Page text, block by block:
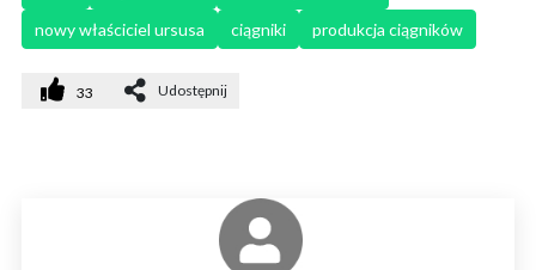
nowy właściciel ursusa
ciągniki produkcja ciągników
33 Udostępnij